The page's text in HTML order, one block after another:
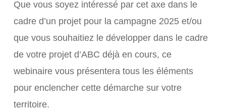
Que vous soyez intéressé par cet axe dans le
cadre d’un projet pour la campagne 2025 et/ou
que vous souhaitiez le développer dans le cadre
de votre projet d’ABC déjà en cours, ce
webinaire vous présentera tous les éléments
pour enclencher cette démarche sur votre
territoire.